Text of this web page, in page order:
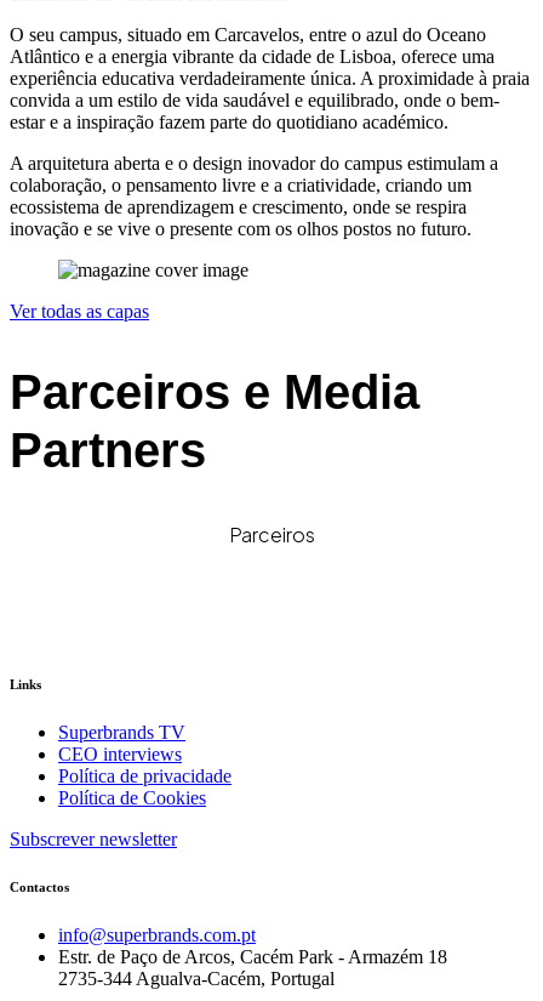
O seu campus, situado em Carcavelos, entre o azul do Oceano
Atlântico e a energia vibrante da cidade de Lisboa, oferece uma
experiência educativa verdadeiramente única. A proximidade à praia
convida a um estilo de vida saudável e equilibrado, onde o bem-
estar e a inspiração fazem parte do quotidiano académico.
A arquitetura aberta e o design inovador do campus estimulam a
colaboração, o pensamento livre e a criatividade, criando um
ecossistema de aprendizagem e crescimento, onde se respira
inovação e se vive o presente com os olhos postos no futuro.
Ver todas as capas
Parceiros e Media
Partners
Parceiros
Links
Superbrands TV
CEO interviews
Política de privacidade
Política de Cookies
Subscrever newsletter
Contactos
info@superbrands.com.pt
Estr. de Paço de Arcos, Cacém Park - Armazém 18
2735-344 Agualva-Cacém, Portugal